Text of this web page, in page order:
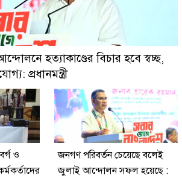
হত্যাকাণ্ডের বিচার হবে স্বচ্ছ,
প্রধানমন্ত্রী
ও
জনগণ পরিবর্তন চেয়েছে বলেই
জুলাই আন্দোলন সফল হয়েছে :